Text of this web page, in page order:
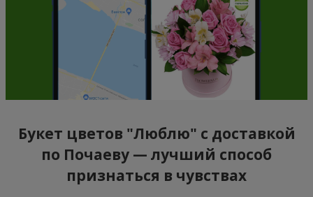
Букет цветов "Люблю" с доставкой
по Почаеву — лучший способ
признаться в чувствах